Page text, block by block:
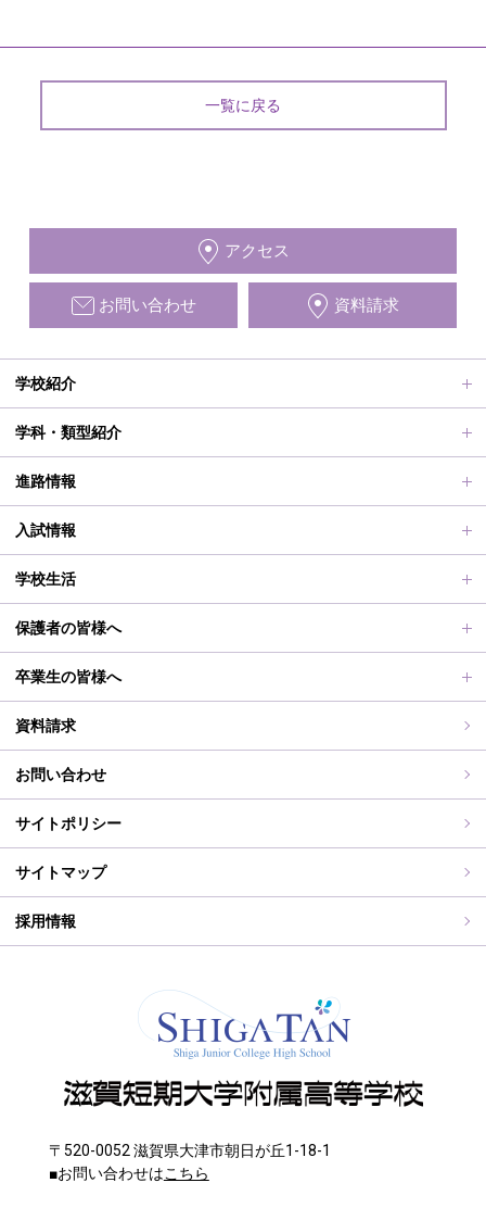
一覧に戻る
アクセス
お問い合わせ 資料請求
学校紹介
ごあいさつ、沿革
動画で見る学校案内、SUMIRE100-Fes
施設紹介
アクセス
め対策基本方針
学科・類型紹介
普通科Ⅱ類
普通科Ⅰ類
滋賀短での学び
進路情報
進路サポート
合格者メッセージ
進路実績
滋賀短期大学への推薦制度
入試情報
オープンスクール
オープンスクールレポート
2026年度（令和8年度）募集概要
過去の入試問題
学校生活
部活動、生徒会行事
制服紹介
海外研修旅行
学校行事
保護者の皆様へ
保護者の皆様へ
PT通信
卒業生の皆様へ
各種証明書交付について
同窓会事務局よりお知らせ
同窓会報（すみれ）、すみれweb
ご住所変更
資料請求
お問い合わせ
サイトポリシー
サイトマップ
採用情報
〒520-0052 滋賀県大津市朝日が丘1-18-1
■お問い合わせはこちら